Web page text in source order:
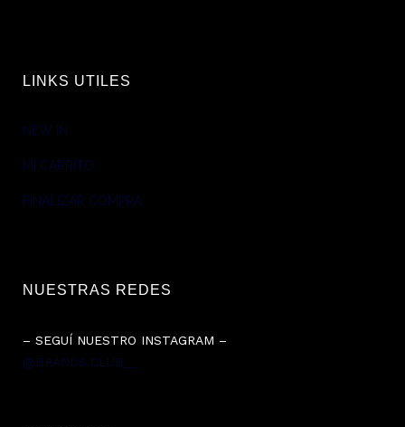
LINKS UTILES
NEW IN
MI CARRITO
FINALIZAR COMPRA
NUESTRAS REDES
– SEGUÍ NUESTRO INSTAGRAM –
@BRANDS.CLUB__